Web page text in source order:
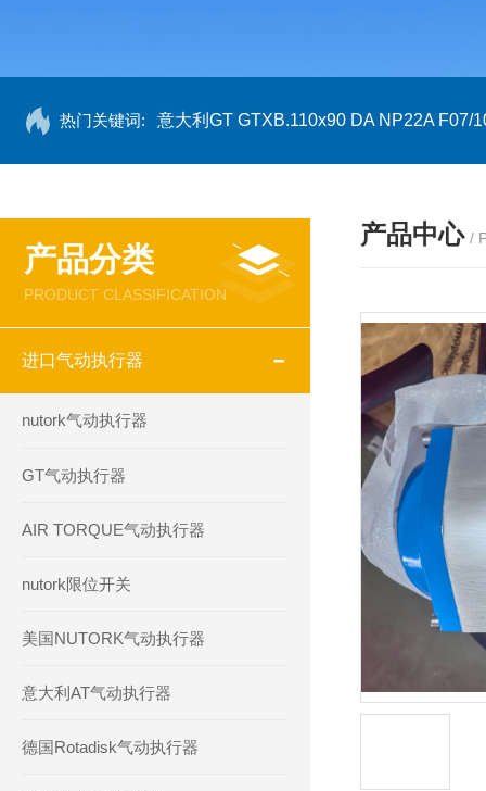
热门关键词: 意大利GT GTXB.110x90 DA NP22A F07/
产品分类
PRODUCT CLASSIFICATION
进口气动执行器
nutork气动执行器
GT气动执行器
AIR TORQUE气动执行器
nutork限位开关
美国NUTORK气动执行器
意大利AT气动执行器
德国Rotadisk气动执行器
产品中心 /